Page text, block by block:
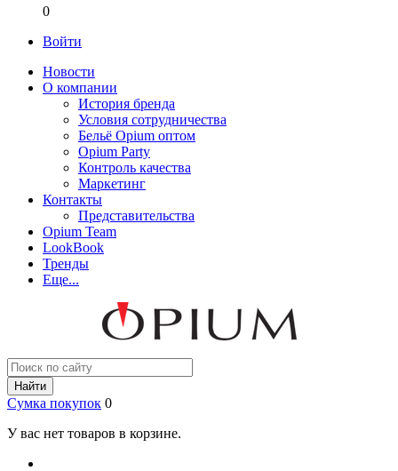
0
Войти
Новости
О компании
История бренда
Условия сотрудничества
Бельё Opium оптом
Opium Party
Контроль качества
Маркетинг
Контакты
Представительства
Opium Team
LookBook
Тренды
Еще...
Найти
Сумка покупок 0
У вас нет товаров в корзине.